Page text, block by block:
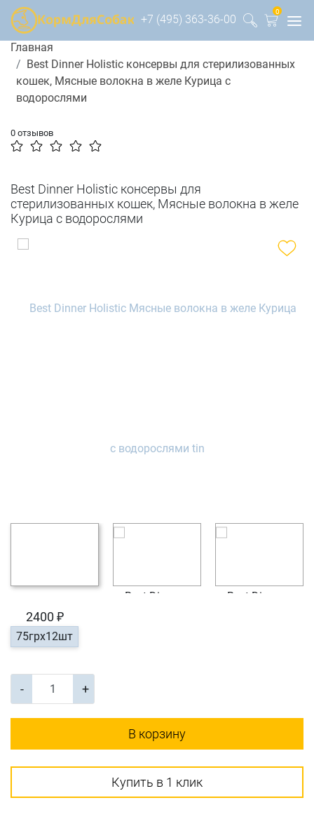
+7 (495) 363-36-00
0
Главная
Best Dinner Holistic консервы для стерилизованных
кошек, Мясные волокна в желе Курица с
водорослями
0 отзывов
Best Dinner Holistic консервы для
стерилизованных кошек, Мясные волокна в желе
Курица с водорослями
2400 ₽
75грх12шт
- +
В корзину
Купить в 1 клик